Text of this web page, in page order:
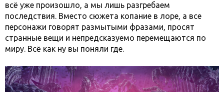
всё уже произошло, а мы лишь разгребаем
последствия. Вместо сюжета копание в лоре, а все
персонажи говорят размытыми фразами, просят
странные вещи и непредсказуемо перемещаются по
миру. Всё как ну вы поняли где.